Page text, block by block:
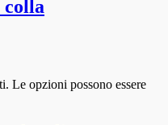
Le opzioni possono essere